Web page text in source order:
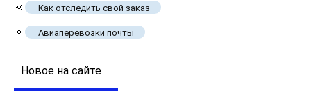
🔅 Как отследить свой заказ
🔅 Авиаперевозки почты
Новое на сайте